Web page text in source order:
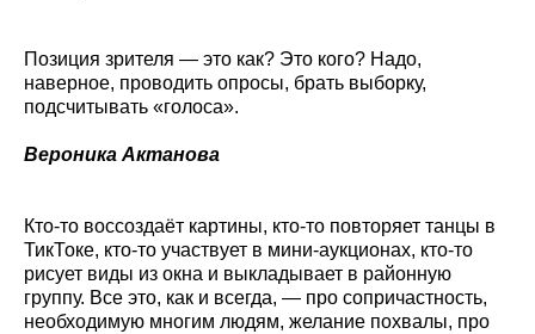
Позиция зрителя — это как? Это кого? Надо,
наверное, проводить опросы, брать выборку,
подсчитывать «голоса».
Вероника Актанова
Кто-то воссоздаёт картины, кто-то повторяет танцы в
ТикТоке, кто-то участвует в мини-аукционах, кто-то
рисует виды из окна и выкладывает в районную
группу. Все это, как и всегда, — про сопричастность,
необходимую многим людям, желание похвалы, про